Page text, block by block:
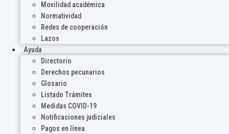
Movilidad académica
Normatividad
Redes de cooperación
Lazos
Ayuda
Directorio
Derechos pecunarios
Glosario
Listado Trámites
Medidas COVID-19
Notificaciones judiciales
Pagos en línea